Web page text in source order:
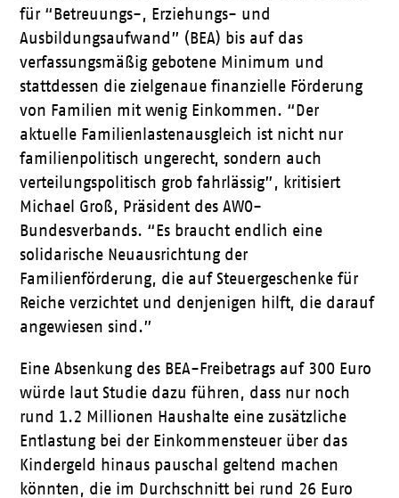
für “Betreuungs-, Erziehungs- und
Ausbildungsaufwand” (BEA) bis auf das
verfassungsmäßig gebotene Minimum und
stattdessen die zielgenaue finanzielle Förderung
von Familien mit wenig Einkommen. “Der
aktuelle Familienlastenausgleich ist nicht nur
familienpolitisch ungerecht, sondern auch
verteilungspolitisch grob fahrlässig”, kritisiert
Michael Groß, Präsident des AWO-
Bundesverbands. “Es braucht endlich eine
solidarische Neuausrichtung der
Familienförderung, die auf Steuergeschenke für
Reiche verzichtet und denjenigen hilft, die darauf
angewiesen sind.”
Eine Absenkung des BEA-Freibetrags auf 300 Euro
würde laut Studie dazu führen, dass nur noch
rund 1.2 Millionen Haushalte eine zusätzliche
Entlastung bei der Einkommensteuer über das
Kindergeld hinaus pauschal geltend machen
könnten, die im Durchschnitt bei rund 26 Euro